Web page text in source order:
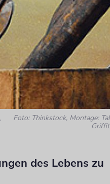
Foto: Thinkstock, Montage: Tal
Griffit
des Lebens zu